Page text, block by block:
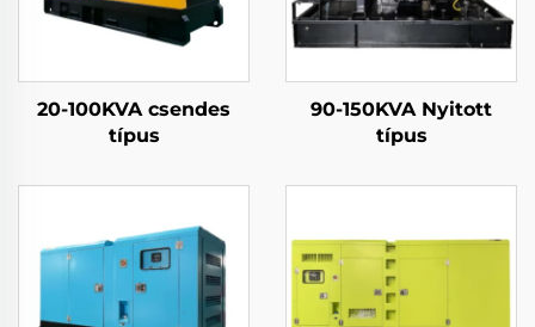
20-100KVA csendes
típus
90-150KVA Nyitott
típus